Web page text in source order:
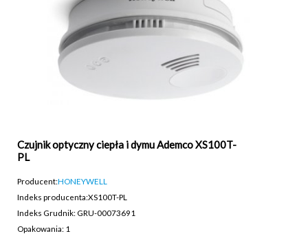
Czujnik optyczny ciepła i dymu Ademco XS100T-
PL
Producent:HONEYWELL
Indeks producenta:XS100T-PL
Indeks Grudnik: GRU-00073691
Opakowania: 1